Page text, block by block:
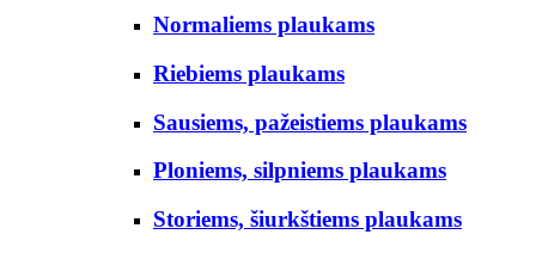
Normaliems plaukams
Riebiems plaukams
Sausiems, pažeistiems plaukams
Ploniems, silpniems plaukams
Storiems, šiurkštiems plaukams